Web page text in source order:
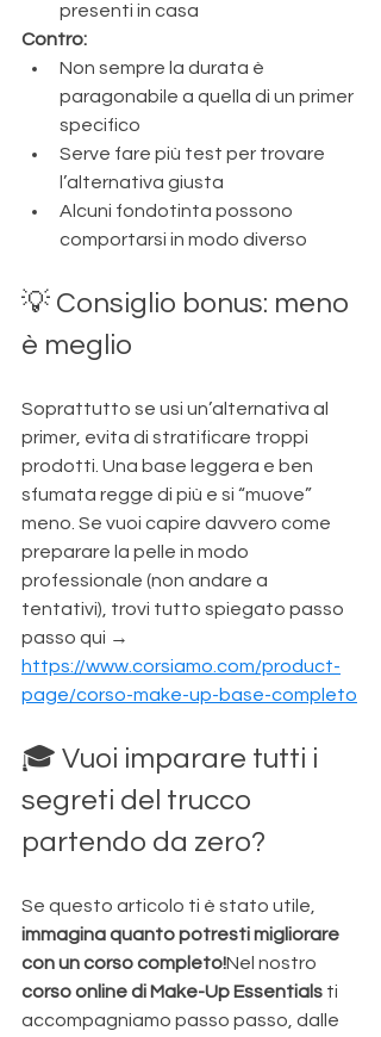
presenti in casa
Contro:
Non sempre la durata è
paragonabile a quella di un primer
specifico
Serve fare più test per trovare
l’alternativa giusta
Alcuni fondotinta possono
comportarsi in modo diverso
💡 Consiglio bonus: meno
è meglio
Soprattutto se usi un’alternativa al
primer, evita di stratificare troppi
prodotti. Una base leggera e ben
sfumata regge di più e si “muove”
meno. Se vuoi capire davvero come
preparare la pelle in modo
professionale (non andare a
tentativi), trovi tutto spiegato passo
passo qui →
https://www.corsiamo.com/product-
page/corso-make-up-base-completo
🎓 Vuoi imparare tutti i
segreti del trucco
partendo da zero?
Se questo articolo ti è stato utile,
immagina quanto potresti migliorare
con un corso completo!Nel nostro
corso online di Make-Up Essentials ti
accompagniamo passo passo, dalle